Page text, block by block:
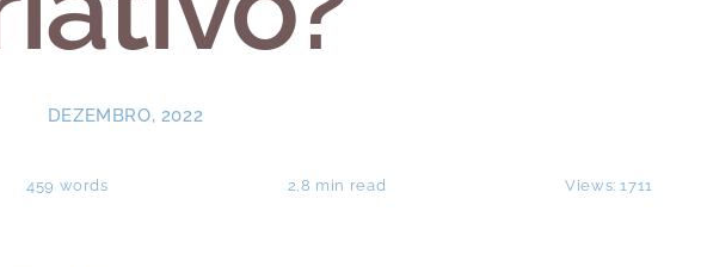
DEZEMBRO, 2022
459 words 2,8 min read Views: 1711